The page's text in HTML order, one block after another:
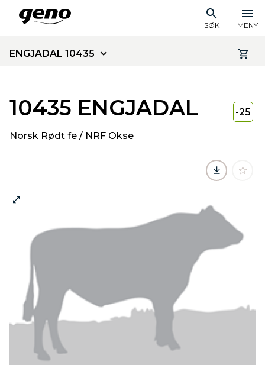
SØK MENY
ENGJADAL 10435
10435 ENGJADAL
Norsk Rødt fe / NRF Okse
-25